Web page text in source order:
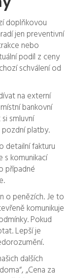
doplňkovou
jen preventivní
nebo
podíl z ceny
schválení od
na externí
bankovní
smluvní
platby.
detailní fakturu
s komunikací
případné
o penězích. Je to
komunikuje
Pokud
Lepší je
dalších
„Cena za